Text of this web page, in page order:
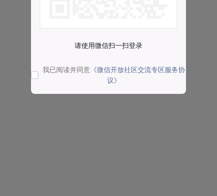
请使用微信扫一扫登录
我已阅读并同意 《微信开放社区交流专区服务协
议》